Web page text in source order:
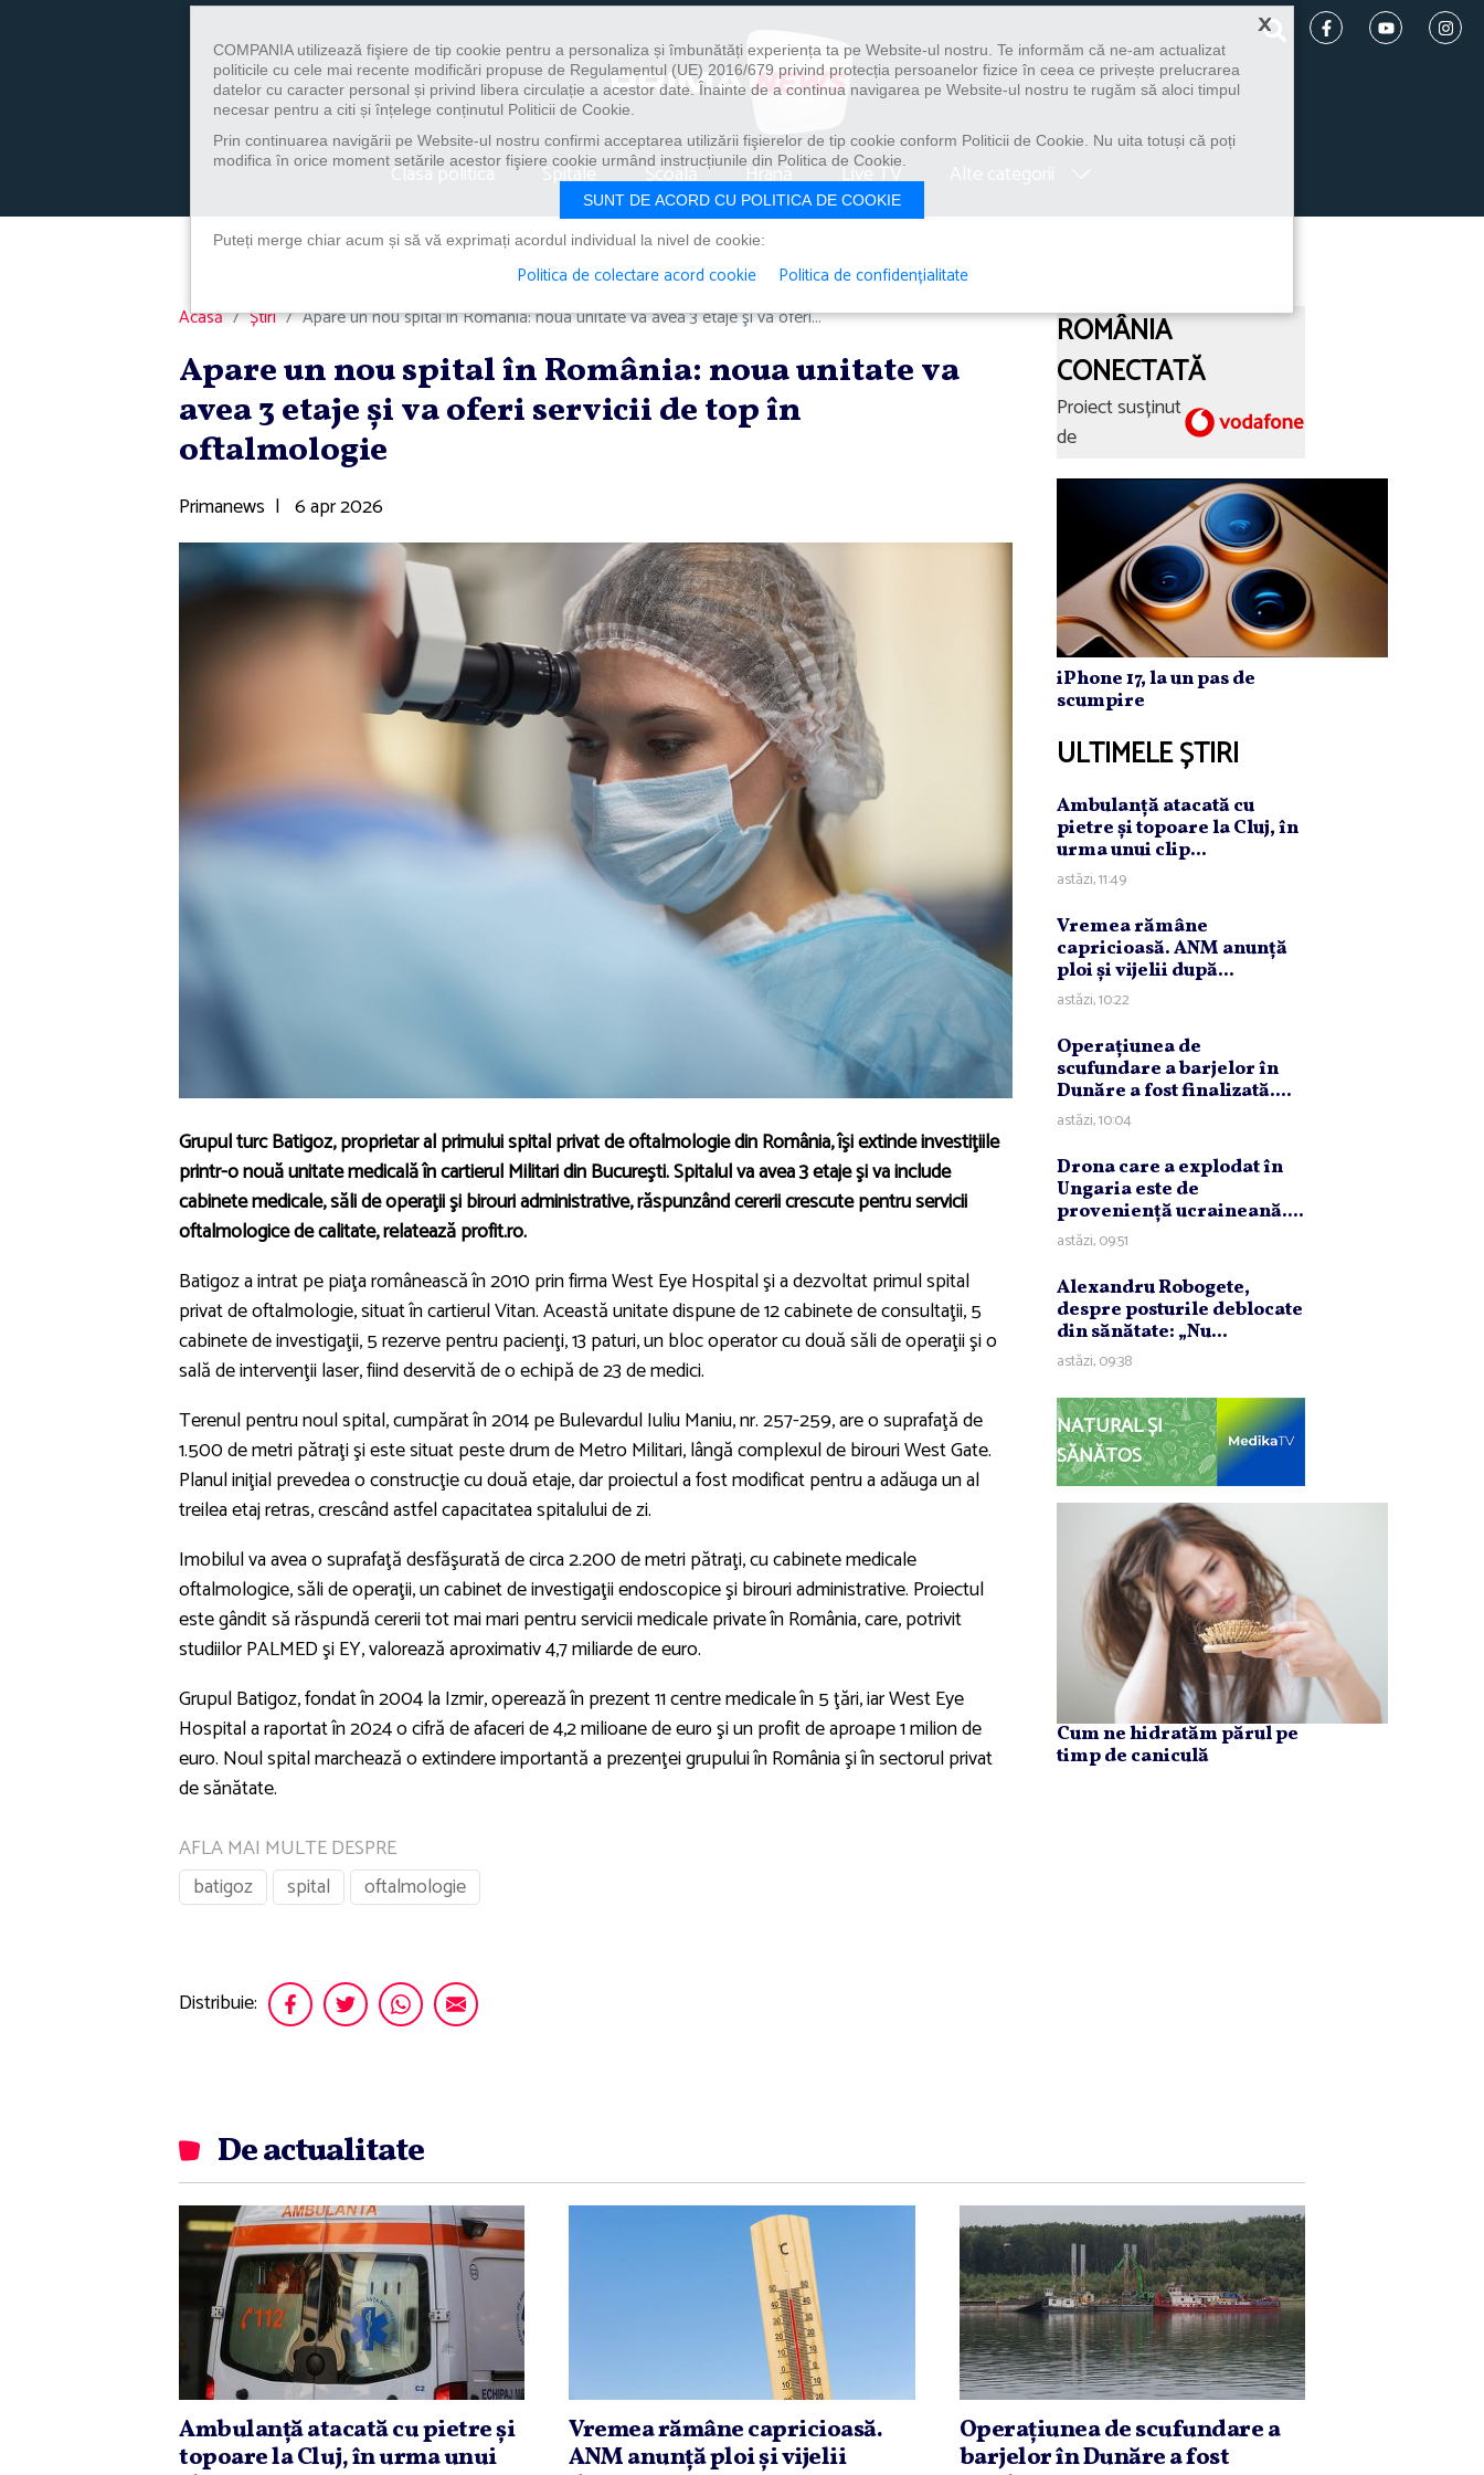
Clasa politica Spitale Școală Hrană Live TV
Acasă Știri Apare un nou spital în România: noua unitate va avea 3 etaje şi va oferi...
Apare un nou spital în România: noua unitate va
avea 3 etaje şi va oferi servicii de top în
oftalmologie
Primanews | 6 apr 2026
Grupul turc Batigoz, proprietar al primului spital privat de oftalmologie din România, îşi extinde investiţiile
printr-o nouă unitate medicală în cartierul Militari din Bucureşti. Spitalul va avea 3 etaje şi va include
cabinete medicale, săli de operaţii şi birouri administrative, răspunzând cererii crescute pentru servicii
oftalmologice de calitate, relatează profit.ro.
Batigoz a intrat pe piaţa românească în 2010 prin firma West Eye Hospital şi a dezvoltat primul spital
privat de oftalmologie, situat în cartierul Vitan. Această unitate dispune de 12 cabinete de consultaţii, 5
cabinete de investigaţii, 5 rezerve pentru pacienţi, 13 paturi, un bloc operator cu două săli de operaţii şi o
sală de intervenţii laser, fiind deservită de o echipă de 23 de medici.
Terenul pentru noul spital, cumpărat în 2014 pe Bulevardul Iuliu Maniu, nr. 257-259, are o suprafaţă de
1.500 de metri pătraţi şi este situat peste drum de Metro Militari, lângă complexul de birouri West Gate.
Planul iniţial prevedea o construcţie cu două etaje, dar proiectul a fost modificat pentru a adăuga un al
treilea etaj retras, crescând astfel capacitatea spitalului de zi.
Imobilul va avea o suprafaţă desfăşurată de circa 2.200 de metri pătraţi, cu cabinete medicale
oftalmologice, săli de operaţii, un cabinet de investigaţii endoscopice şi birouri administrative. Proiectul
este gândit să răspundă cererii tot mai mari pentru servicii medicale private în România, care, potrivit
studiilor PALMED şi EY, valorează aproximativ 4,7 miliarde de euro.
Grupul Batigoz, fondat în 2004 la Izmir, operează în prezent 11 centre medicale în 5 ţări, iar West Eye
Hospital a raportat în 2024 o cifră de afaceri de 4,2 milioane de euro şi un profit de aproape 1 milion de
euro. Noul spital marchează o extindere importantă a prezenţei grupului în România şi în sectorul privat
de sănătate.
AFLA MAI MULTE DESPRE
batigoz
spital oftalmologie
Distribuie:
ROMÂNIA
CONECTATĂ
Proiect susținut
de
iPhone 17, la un pas de
scumpire
ULTIMELE ȘTIRI
Ambulanţă atacată cu
pietre şi topoare la Cluj, în
urma unui clip...
astăzi, 11:49
Vremea rămâne
capricioasă. ANM anunţă
ploi şi vijelii după...
astăzi, 10:22
Operaţiunea de
scufundare a barjelor în
Dunăre a fost finalizată....
astăzi, 10:04
Drona care a explodat în
Ungaria este de
provenienţă ucraineană....
astăzi, 09:51
Alexandru Robogete,
despre posturile deblocate
din sănătate: „Nu...
astăzi, 09:38
NATURAL ȘI
SĂNĂTOS
Cum ne hidratăm părul pe
timp de caniculă
De actualitate
Ambulanţă atacată cu pietre şi
topoare la Cluj, în urma unui
Vremea rămâne capricioasă.
ANM anunţă ploi şi vijelii
Operaţiunea de scufundare a
barjelor în Dunăre a fost
×
COMPANIA utilizează fişiere de tip cookie pentru a personaliza și îmbunătăți experiența ta pe Website-ul nostru. Te informăm că ne-am actualizat
politicile cu cele mai recente modificări propuse de Regulamentul (UE) 2016/679 privind protecția persoanelor fizice în ceea ce privește prelucrarea
datelor cu caracter personal și privind libera circulație a acestor date. Înainte de a continua navigarea pe Website-ul nostru te rugăm să aloci timpul
necesar pentru a citi și înțelege conținutul Politicii de Cookie.
Prin continuarea navigării pe Website-ul nostru confirmi acceptarea utilizării fişierelor de tip cookie conform Politicii de Cookie. Nu uita totuși că poți
modifica în orice moment setările acestor fişiere cookie urmând instrucțiunile din Politica de Cookie.
SUNT DE ACORD CU POLITICA DE COOKIE
Puteți merge chiar acum și să vă exprimați acordul individual la nivel de cookie:
Politica de colectare acord cookie Politica de confidențialitate